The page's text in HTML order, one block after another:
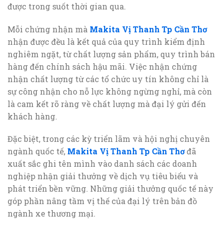
được trong suốt thời gian qua.
Mỗi chứng nhận mà Makita Vị Thanh Tp Cần Thơ
nhận được đều là kết quả của quy trình kiểm định
nghiêm ngặt, từ chất lượng sản phẩm, quy trình bán
hàng đến chính sách hậu mãi. Việc nhận chứng
nhận chất lượng từ các tổ chức uy tín không chỉ là
sự công nhận cho nỗ lực không ngừng nghỉ, mà còn
là cam kết rõ ràng về chất lượng mà đại lý gửi đến
khách hàng.
Đặc biệt, trong các kỳ triển lãm và hội nghị chuyên
ngành quốc tế, Makita Vị Thanh Tp Cần Thơđã
xuất sắc ghi tên mình vào danh sách các doanh
nghiệp nhận giải thưởng về dịch vụ tiêu biểu và
phát triển bền vững. Những giải thưởng quốc tế này
góp phần nâng tầm vị thế của đại lý trên bản đồ
ngành xe thương mại.